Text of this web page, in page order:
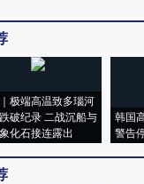
极端高温致多瑙河
破纪录 二战沉船与
化石接连露出
韩国
警告